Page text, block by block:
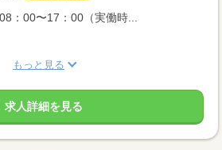
：00〜17：00（実働時...
もっと見る
求人詳細を見る